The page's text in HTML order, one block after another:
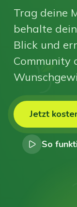
Trag deine
behalte
Blick und
Community
Jetzt
So